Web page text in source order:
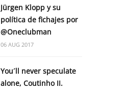
Jürgen Klopp y su
política de fichajes por
@Oneclubman
06 AUG 2017
You´ll never speculate
alone, Coutinho II.